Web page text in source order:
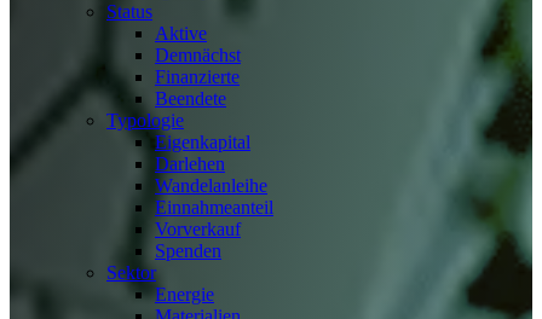
Status
Aktive
Demnächst
Finanzierte
Beendete
Typologie
Eigenkapital
Darlehen
Wandelanleihe
Einnahmeanteil
Vorverkauf
Spenden
Sektor
Energie